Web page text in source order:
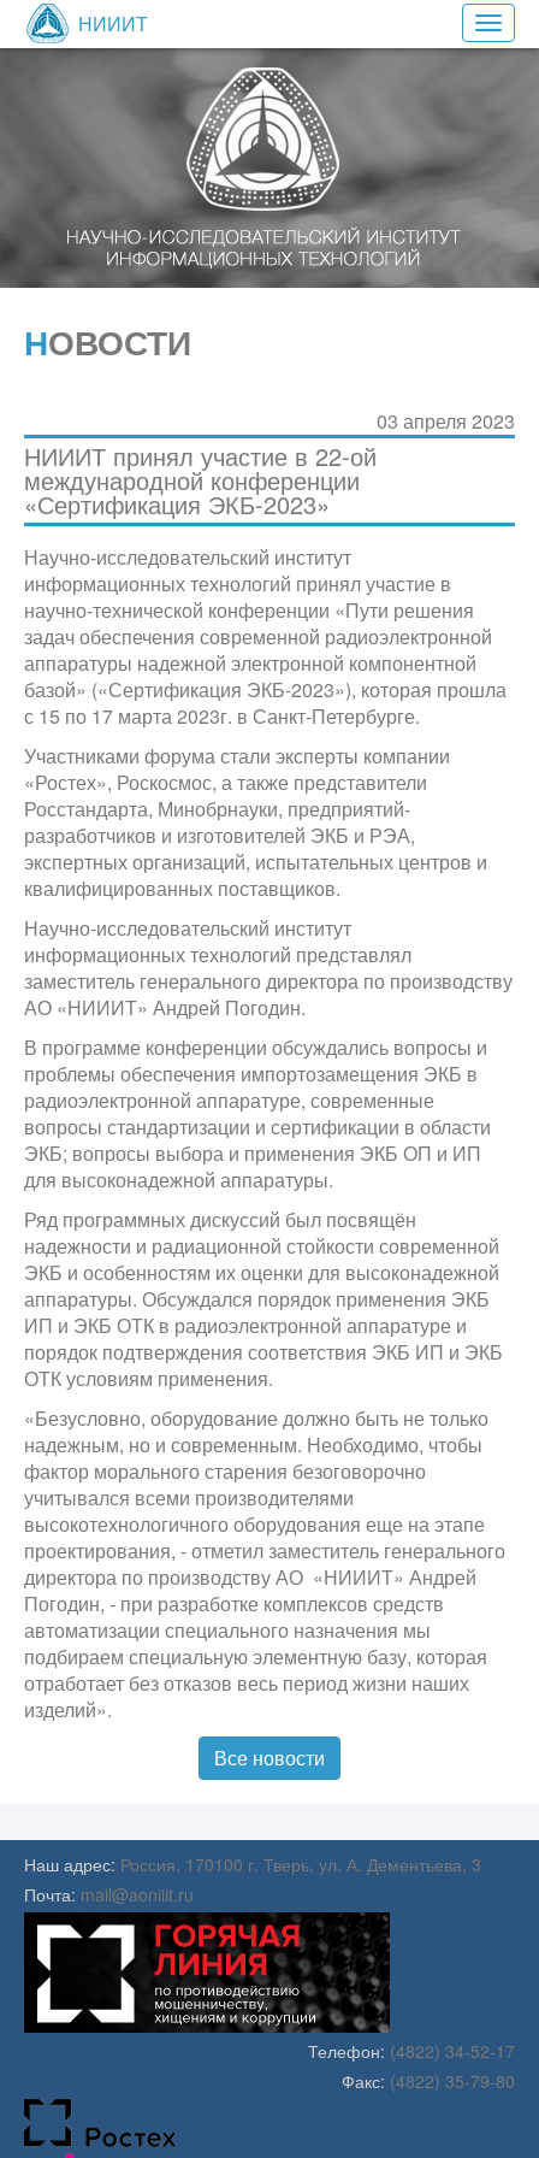
НИИИТ
НОВОСТИ
03 апреля 2023
НИИИТ принял участие в 22-ой
международной конференции
«Сертификация ЭКБ-2023»
Научно-исследовательский институт
информационных технологий принял участие в
научно-технической конференции «Пути решения
задач обеспечения современной радиоэлектронной
аппаратуры надежной электронной компонентной
базой» («Сертификация ЭКБ-2023»), которая прошла
с 15 по 17 марта 2023г. в Санкт-Петербурге.
Участниками форума стали эксперты компании
«Ростех», Роскосмос, а также представители
Росстандарта, Минобрнауки, предприятий-
разработчиков и изготовителей ЭКБ и РЭА,
экспертных организаций, испытательных центров и
квалифицированных поставщиков.
Научно-исследовательский институт
информационных технологий представлял
заместитель генерального директора по производству
АО «НИИИТ» Андрей Погодин.
В программе конференции обсуждались вопросы и
проблемы обеспечения импортозамещения ЭКБ в
радиоэлектронной аппаратуре, современные
вопросы стандартизации и сертификации в области
ЭКБ; вопросы выбора и применения ЭКБ ОП и ИП
для высоконадежной аппаратуры.
Ряд программных дискуссий был посвящён
надежности и радиационной стойкости современной
ЭКБ и особенностям их оценки для высоконадежной
аппаратуры. Обсуждался порядок применения ЭКБ
ИП и ЭКБ ОТК в радиоэлектронной аппаратуре и
порядок подтверждения соответствия ЭКБ ИП и ЭКБ
ОТК условиям применения.
«Безусловно, оборудование должно быть не только
надежным, но и современным. Необходимо, чтобы
фактор морального старения безоговорочно
учитывался всеми производителями
высокотехнологичного оборудования еще на этапе
проектирования, - отметил заместитель генерального
директора по производству АО «НИИИТ» Андрей
Погодин, - при разработке комплексов средств
автоматизации специального назначения мы
подбираем специальную элементную базу, которая
отработает без отказов весь период жизни наших
изделий».
Все новости
Наш адрес: Россия, 170100 г. Тверь, ул. А. Дементьева, 3
Почта: mail@aoniiit.ru
Телефон: (4822) 34-52-17
Факс: (4822) 35-79-80